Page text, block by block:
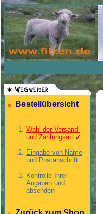
Bestellübersicht
Wahl der Versand-
und Zahlungsart
Eingabe von Name
und Postanschrift
Kontrolle Ihrer
Angaben und
absenden